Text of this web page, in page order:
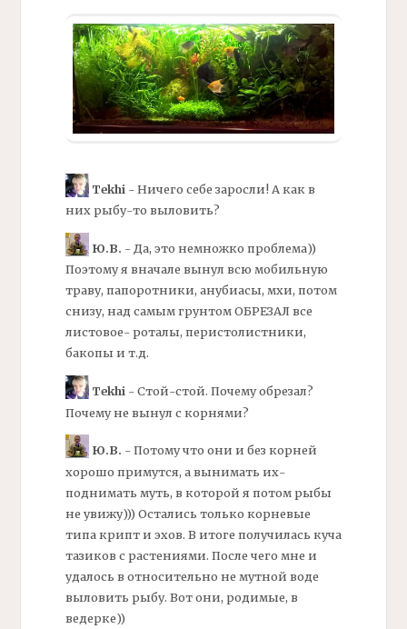
Tekhi - Ничего себе заросли! А как в
них рыбу-то выловить?
Ю.В. - Да, это немножко проблема))
Поэтому я вначале вынул всю мобильную
траву, папоротники, анубиасы, мхи, потом
снизу, над самым грунтом ОБРЕЗАЛ все
листовое- роталы, перистолистники,
бакопы и т.д.
Tekhi- Стой-стой. Почему обрезал?
Почему не вынул с корнями?
Ю.В. - Потому что они и без корней
хорошо примутся, а вынимать их-
поднимать муть, в которой я потом рыбы
не увижу))) Остались только корневые
типа крипт и эхов. В итоге получилась куча
тазиков с растениями. После чего мне и
удалось в относительно не мутной воде
выловить рыбу. Вот они, родимые, в
ведерке))